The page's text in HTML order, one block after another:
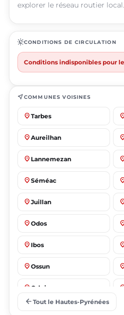
explorer le réseau routier local.
routineCONDITIONS DE CIRCULATION
Conditions indisponibles pour
near_meCOMMUNES VOISINES
place Tarbes
place Aureilhan
place Lannemezan
place Séméac
place Juillan
place Odos
place Ibos
place Ossun
place Orleix
arrow_back Tout le Hautes-Pyrénées